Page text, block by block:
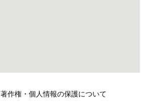
著作権・個人情報の保護について